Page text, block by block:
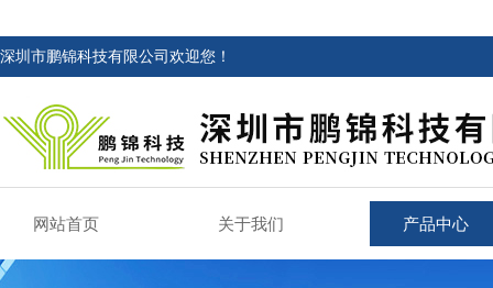
深圳市鹏锦科技有限公司欢迎您！
网站首页 关于我们 产品中心